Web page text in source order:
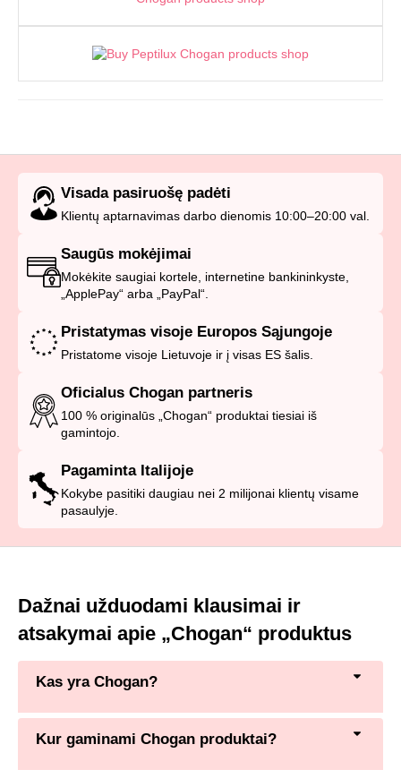
Visada pasiruošę padėti
Klientų aptarnavimas darbo dienomis 10:00–20:00 val.
Saugūs mokėjimai
Mokėkite saugiai kortele, internetine bankininkyste,
„ApplePay“ arba „PayPal“.
Pristatymas visoje Europos Sąjungoje
Pristatome visoje Lietuvoje ir į visas ES šalis.
Oficialus Chogan partneris
100 % originalūs „Chogan“ produktai tiesiai iš
gamintojo.
Pagaminta Italijoje
Kokybe pasitiki daugiau nei 2 milijonai klientų visame
pasaulyje.
Dažnai užduodami klausimai ir
atsakymai apie „Chogan“ produktus
Kas yra Chogan?
Kur gaminami Chogan produktai?